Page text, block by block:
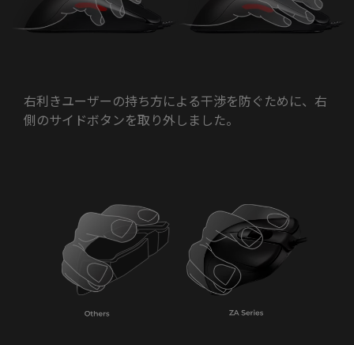
右利きユーザーの持ち方による干渉を防ぐために、右
側のサイドボタンを取り外しました。